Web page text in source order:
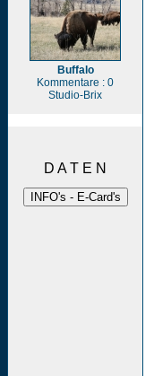
Buffalo
Kommentare : 0
Studio-Brix
D A T E N